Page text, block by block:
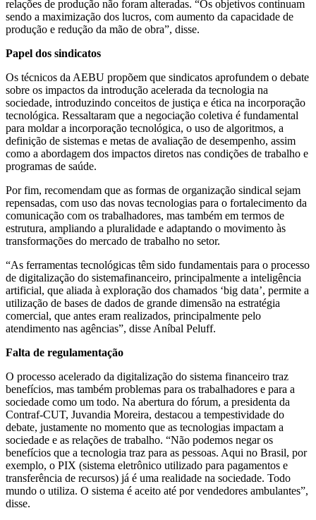
relações de produção não foram alteradas. “Os objetivos continuam
sendo a maximização dos lucros, com aumento da capacidade de
produção e redução da mão de obra”, disse.
Papel dos sindicatos
Os técnicos da AEBU propõem que sindicatos aprofundem o debate
sobre os impactos da introdução acelerada da tecnologia na
sociedade, introduzindo conceitos de justiça e ética na incorporação
tecnológica. Ressaltaram que a negociação coletiva é fundamental
para moldar a incorporação tecnológica, o uso de algoritmos, a
definição de sistemas e metas de avaliação de desempenho, assim
como a abordagem dos impactos diretos nas condições de trabalho e
programas de saúde.
Por fim, recomendam que as formas de organização sindical sejam
repensadas, com uso das novas tecnologias para o fortalecimento da
comunicação com os trabalhadores, mas também em termos de
estrutura, ampliando a pluralidade e adaptando o movimento às
transformações do mercado de trabalho no setor.
“As ferramentas tecnológicas têm sido fundamentais para o processo
de digitalização do sistemafinanceiro, principalmente a inteligência
artificial, que aliada à exploração dos chamados ‘big data’, permite a
utilização de bases de dados de grande dimensão na estratégia
comercial, que antes eram realizados, principalmente pelo
atendimento nas agências”, disse Aníbal Peluff.
Falta de regulamentação
O processo acelerado da digitalização do sistema financeiro traz
benefícios, mas também problemas para os trabalhadores e para a
sociedade como um todo. Na abertura do fórum, a presidenta da
Contraf-CUT, Juvandia Moreira, destacou a tempestividade do
debate, justamente no momento que as tecnologias impactam a
sociedade e as relações de trabalho. “Não podemos negar os
benefícios que a tecnologia traz para as pessoas. Aqui no Brasil, por
exemplo, o PIX (sistema eletrônico utilizado para pagamentos e
transferência de recursos) já é uma realidade na sociedade. Todo
mundo o utiliza. O sistema é aceito até por vendedores ambulantes”,
disse.